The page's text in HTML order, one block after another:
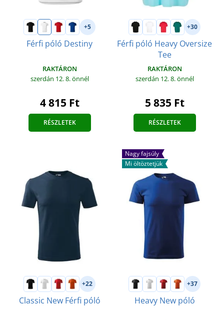
+5
Férfi póló Destiny
RAKTÁRON
szerdán 12. 8.önnél
4 815 Ft
RÉSZLETEK
+30
Férfi póló Heavy Oversize
Tee
RAKTÁRON
szerdán 12. 8.önnél
5 835 Ft
RÉSZLETEK
+22
Classic New Férfi póló
Nagy fajsúly
Mi öltöztetjük
+37
Heavy New póló